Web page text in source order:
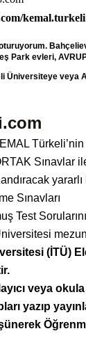
kemal.turkeli
Park evleri,
Üniversiteye veya
Türkeli’nin
Sınavlar
Sınavları
ş Test
(İTÜ)
veya okula
yazıp
ünerek